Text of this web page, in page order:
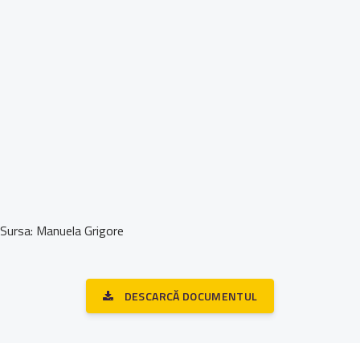
Sursa: Manuela Grigore
DESCARCĂ DOCUMENTUL